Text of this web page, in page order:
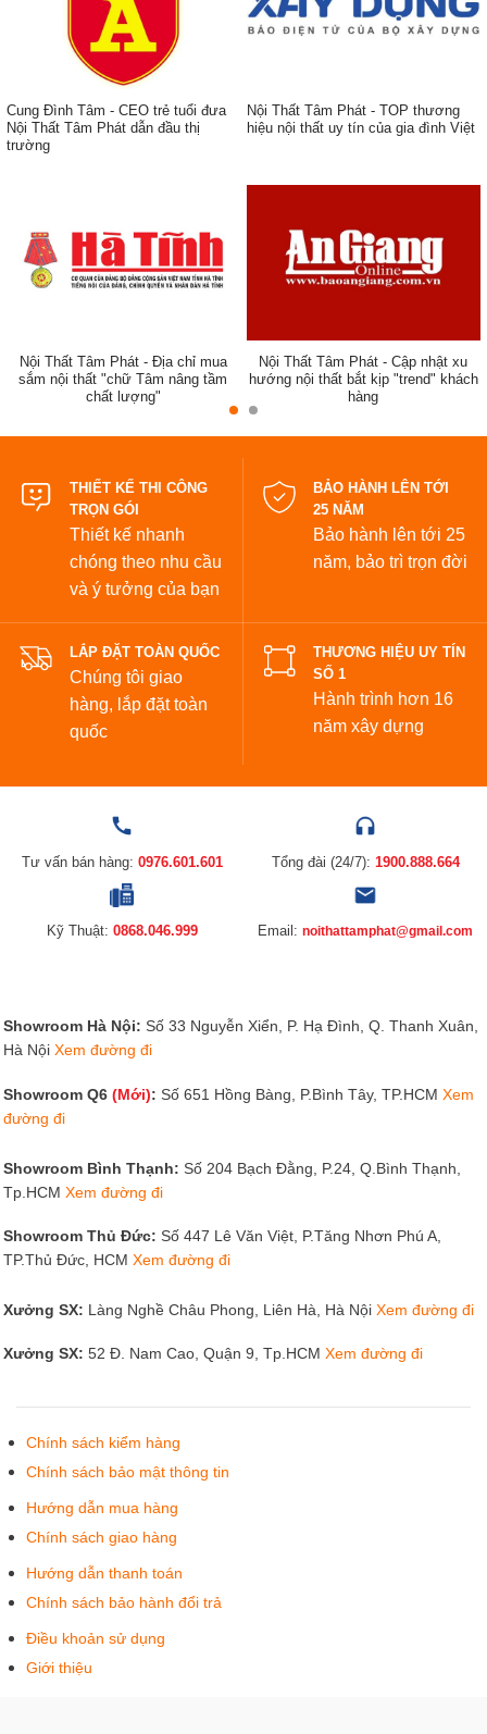
Cung Đình Tâm - CEO trẻ tuổi đưa
Nội Thất Tâm Phát dẫn đầu thị
trường
Nội Thất Tâm Phát - TOP thương
hiệu nội thất uy tín của gia đình Việt
Nội Thất Tâm Phát - Địa chỉ mua
sắm nội thất "chữ Tâm nâng tầm
chất lượng"
Nội Thất Tâm Phát - Cập nhật xu
hướng nội thất bắt kịp "trend" khách
hàng
THIẾT KẾ THI CÔNG
TRỌN GÓI
Thiết kế nhanh
chóng theo nhu cầu
và ý tưởng của bạn
BẢO HÀNH LÊN TỚI
25 NĂM
Bảo hành lên tới 25
năm, bảo trì trọn đời
LẮP ĐẶT TOÀN QUỐC
Chúng tôi giao
hàng, lắp đặt toàn
quốc
THƯƠNG HIỆU UY TÍN
SỐ 1
Hành trình hơn 16
năm xây dựng
Tư vấn bán hàng: 0976.601.601 Tổng đài (24/7): 1900.888.664
Kỹ Thuật: 0868.046.999 Email: noithattamphat@gmail.com
Showroom Hà Nội: Số 33 Nguyễn Xiển, P. Hạ Đình, Q. Thanh Xuân,
Hà Nội Xem đường đi
Showroom Q6 (Mới): Số 651 Hồng Bàng, P.Bình Tây, TP.HCM Xem
đường đi
Showroom Bình Thạnh: Số 204 Bạch Đằng, P.24, Q.Bình Thạnh,
Tp.HCM Xem đường đi
Showroom Thủ Đức: Số 447 Lê Văn Việt, P.Tăng Nhơn Phú A,
TP.Thủ Đức, HCM Xem đường đi
Xưởng SX: Làng Nghề Châu Phong, Liên Hà, Hà Nội Xem đường đi
Xưởng SX: 52 Đ. Nam Cao, Quận 9, Tp.HCM Xem đường đi
Chính sách kiểm hàng
Chính sách bảo mật thông tin
Hướng dẫn mua hàng
Chính sách giao hàng
Hướng dẫn thanh toán
Chính sách bảo hành đổi trả
Điều khoản sử dụng
Giới thiệu